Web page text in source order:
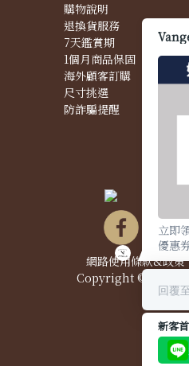
購物說明
退換貨服務
7天鑑賞期
1個月商品保固
海外顧客訂購
尺寸挑選
防詐騙提醒
網路使用條款&政策
Copyright © 2021
立即
優惠
回覆